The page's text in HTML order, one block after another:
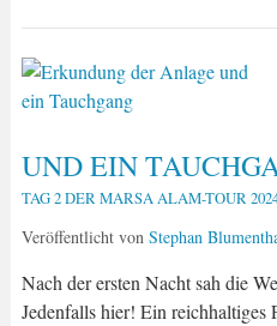
UND EIN
TAG 2 DER MARSA ALAM-TOUR
Veröffentlicht von Stephan
Nach der ersten Nacht sah die
Jedenfalls hier! Ein reichhaltiges